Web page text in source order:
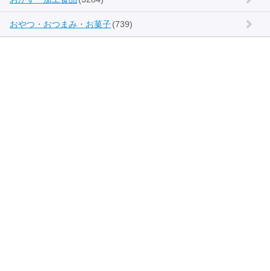
おやつ・おつまみ・お菓子(739)